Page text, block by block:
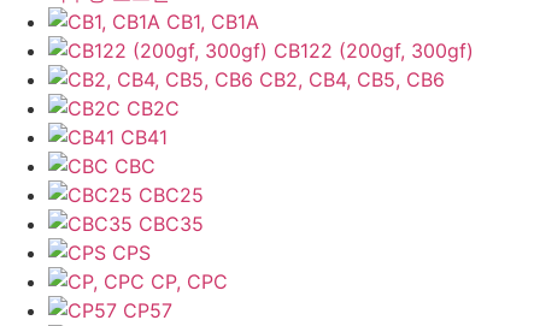
CB1, CB1A
CB122 (200gf, 300gf)
CB2, CB4, CB5, CB6
CB2C
CB41
CBC
CBC25
CBC35
CPS
CP, CPC
CP57